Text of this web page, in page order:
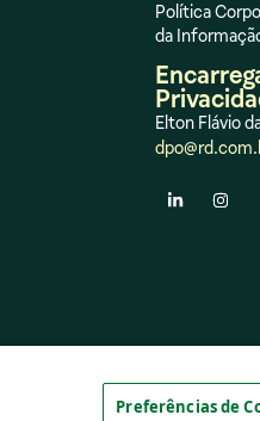
Política
da
Elton Flávio
Preferências de